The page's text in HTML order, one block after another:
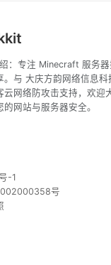
：专注 Minecraft 服务器
。与 大庆方韵网络信息科
网络防攻击支持，欢迎
网站与服务器安全。
-1
号